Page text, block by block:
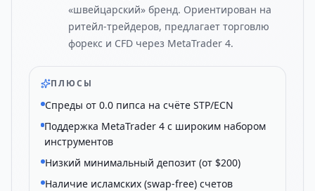
«швейцарский» бренд. Ориентирован на
ритейл-трейдеров, предлагает торговлю
форекс и CFD через MetaTrader 4.
ПЛЮСЫ
Спреды от 0.0 пипса на счёте STP/ECN
Поддержка MetaTrader 4 с широким набором
инструментов
Низкий минимальный депозит (от $200)
Наличие исламских (swap-free) счетов